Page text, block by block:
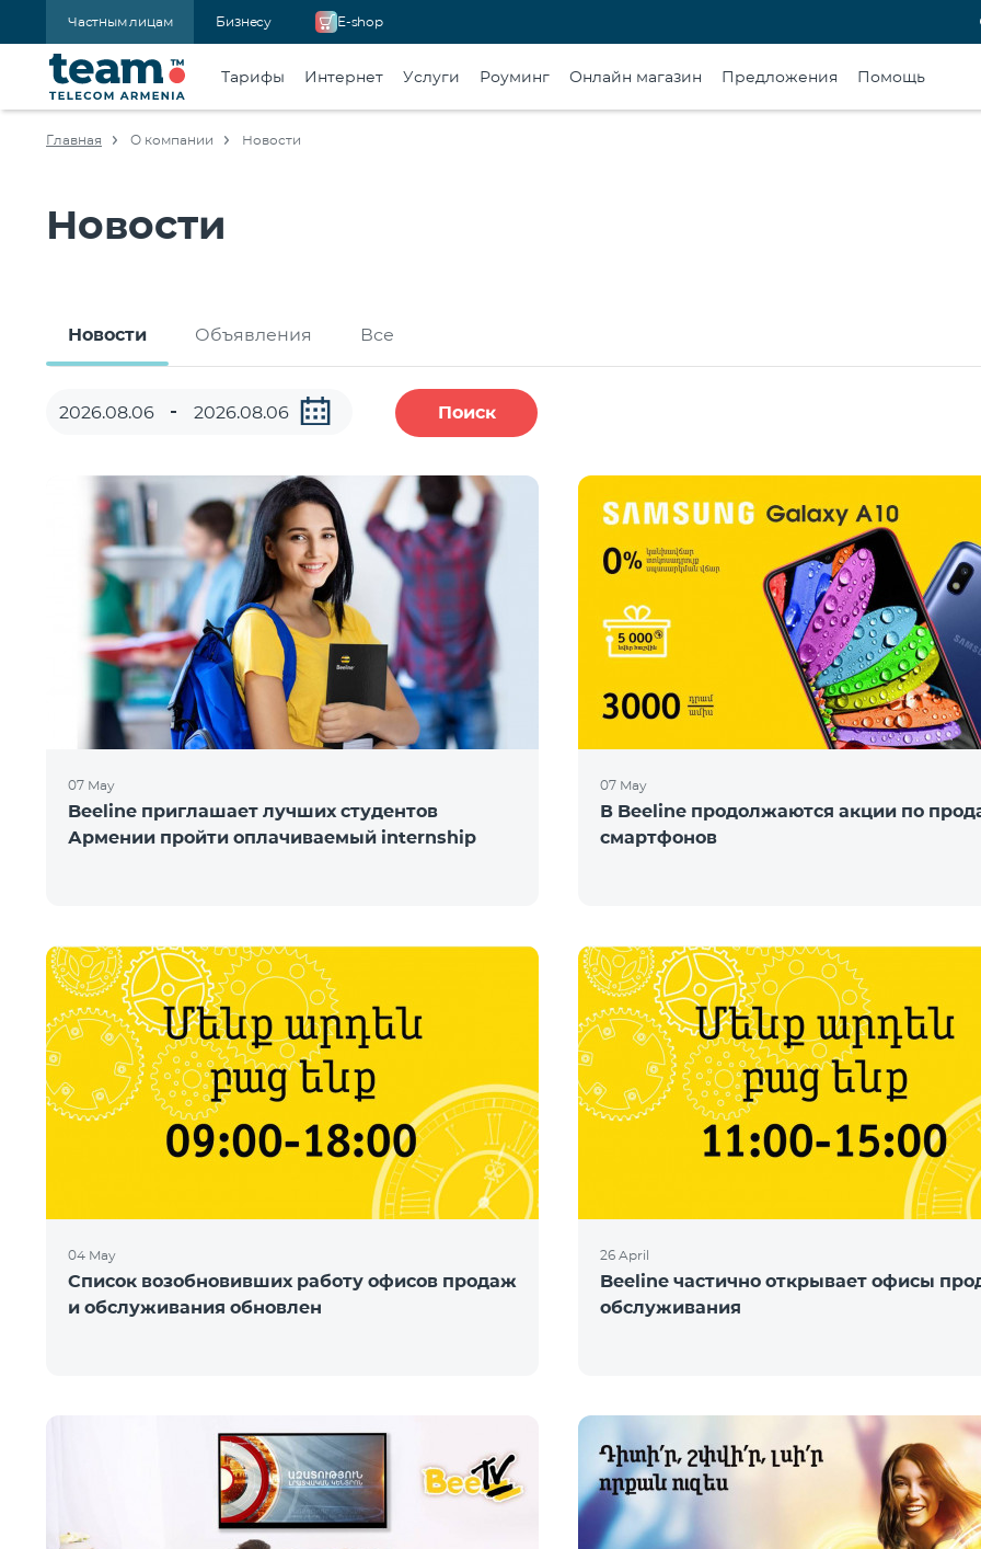
Частным лицам Бизнесу E-shop
Тарифы Интернет Услуги Роуминг Онлайн магазин Предложения Помощь
Главная О компании Новости
Новости
Новости Объявления Все
Поиск
07 May
Beeline приглашает лучших студентов
Армении пройти оплачиваемый internship
07 May
В Beeline продолжаются акции по
смартфонов
04 May
Список возобновивших работу офисов продаж
и обслуживания обновлен
26 April
Beeline частично открывает офисы
обслуживания